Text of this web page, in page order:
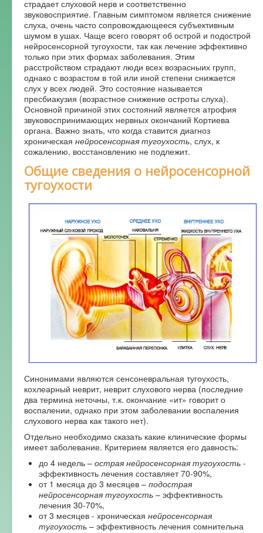
страдает слуховой нерв и соответственно
звуковосприятие. Главным симптомом является снижение
слуха, очень часто сопровождающееся субъективным
шумом в ушах. Чаще всего говорят об острой и подострой
нейросенсорной тугоухости, так как лечение эффективно
только при этих формах заболевания. Этим
расстройством страдают люди всех возрасныих групп,
однако с возрастом в той или иной степени снижается
слух у всех людей. Это состояние называется
пресбиакузия (возрастное снижение остроты слуха).
Основной причиной этих состояний является атрофия
звуковоспринимающих нервных окончаний Кортиева
органа. Важно знать, что когда ставится диагноз
хроническая нейросенсорная тугоухость, слух, к
сожалению, восстановлению не подлежит.
Общие сведения о нейросенсорной
тугоухости
Синонимами являются сенсоневральная тугоухость,
кохлеарный неврит, неврит слухового нерва (последние
два термина неточны, т.к. окончание «ит» говорит о
воспалении, однако при этом заболевании воспаления
слухового нерва как такого нет).
Отдельно необходимо сказать какие клинические формы
имеет заболевание. Критерием является его давность:
до 4 недель – острая нейросенсорная тугоухость -
эффективность лечения составляет 70-90%,
от 1 месяца до 3 месяцев – подострая
нейросенсорная тугоухость – эффективность
лечения 30-70%,
от 3 месяцев - хроническая нейросенсорная
тугоухость – эффективность лечения сомнительна